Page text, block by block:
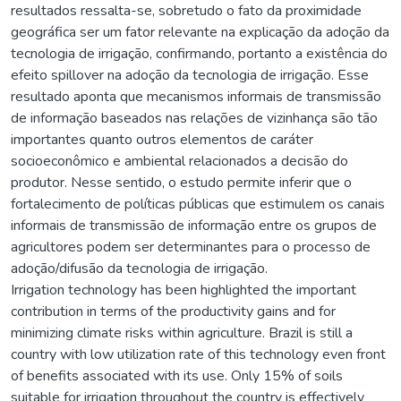
resultados ressalta-se, sobretudo o fato da proximidade
geográfica ser um fator relevante na explicação da adoção da
tecnologia de irrigação, confirmando, portanto a existência do
efeito spillover na adoção da tecnologia de irrigação. Esse
resultado aponta que mecanismos informais de transmissão
de informação baseados nas relações de vizinhança são tão
importantes quanto outros elementos de caráter
socioeconômico e ambiental relacionados a decisão do
produtor. Nesse sentido, o estudo permite inferir que o
fortalecimento de políticas públicas que estimulem os canais
informais de transmissão de informação entre os grupos de
agricultores podem ser determinantes para o processo de
adoção/difusão da tecnologia de irrigação.
Irrigation technology has been highlighted the important
contribution in terms of the productivity gains and for
minimizing climate risks within agriculture. Brazil is still a
country with low utilization rate of this technology even front
of benefits associated with its use. Only 15% of soils